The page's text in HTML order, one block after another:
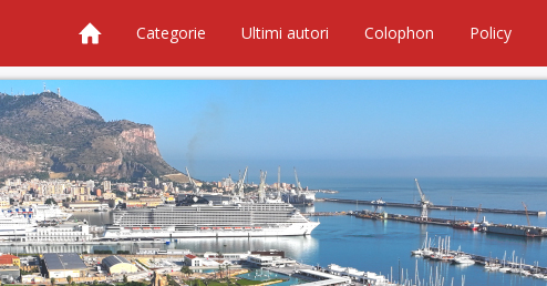
Categorie Ultimi autori Colophon Policy